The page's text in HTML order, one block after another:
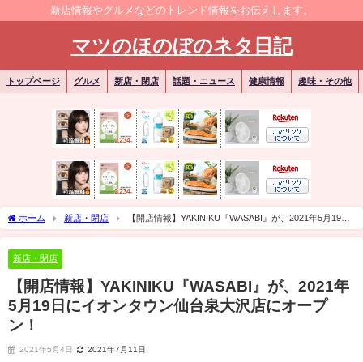
新店情報やグルメなどのトレンド情報をお伝えします。
マツのほのぼのネタ日記
トップページ グルメ 新店・閉店 話題・ニュース 健康情報 趣味・その他
ホーム 新店・閉店
【開店情報】YAKINIKU『WASABI』が、2021年5月19日
にイオンタウン仙台泉大沢店にオープン！
新店・閉店
【開店情報】YAKINIKU『WASABI』が、2021年
5月19日にイオンタウン仙台泉大沢店にオープ
ン！
2021年5月4日 2021年7月11日